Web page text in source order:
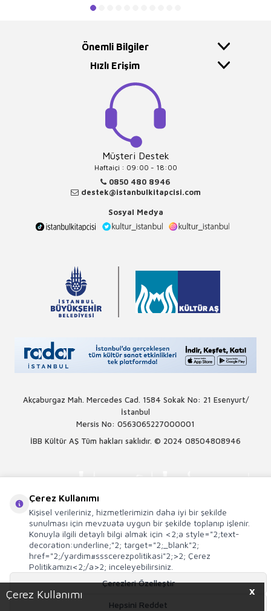
X
Çerez Kullanımı
Önemli Bilgiler
Hızlı Erişim
Müşteri Destek
Haftaiçi : 09:00 - 18:00
0850 480 8946
destek@istanbulkitapcisi.com
Sosyal Medya
Akçaburgaz Mah. Mercedes Cad. 1584 Sokak No: 21 Esenyurt/
İstanbul
Mersis No: 0563065227000001
İBB Kültür AŞ Tüm hakları saklıdır. © 2024 08504808946
E-TicaretSistemleriyle Hazırlanmıştır.
Çerez Kullanımı
Kişisel verileriniz, hizmetlerimizin daha iyi bir şekilde
sunulması için mevzuata uygun bir şekilde toplanıp işlenir.
Konuyla ilgili detaylı bilgi almak için <2;a style="2;text-
decoration:underline;"2; target="2;_blank"2;
href="2;/yardim#ssscerezpolitikasi"2;>2; Çerez
Politikamızı<2;/a>2; inceleyebilirsiniz.
Çerezleri Özelleştir
Hepsini Reddet